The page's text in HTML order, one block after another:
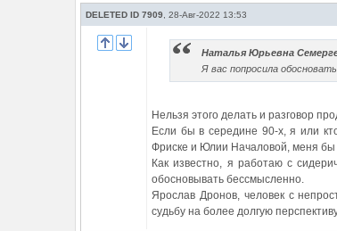
DELETED ID 7909 28-Авг-2022 13:53
Наталья Юрьевна
Я вас попросила
Нельзя этого делать и разговор
Если бы в середине 90-х, я или
Фриске и Юлии Началовой, меня бы
Как известно, я работаю с
обосновывать бессмысленно.
Ярослав Дронов, человек с
судьбу на более долгую